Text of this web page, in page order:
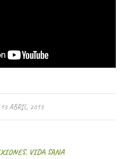
13 ABRIL, 2013
, VIDA SANA